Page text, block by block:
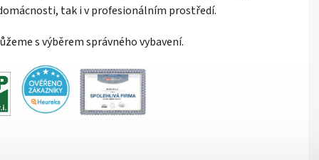
tak i v profesionálním prostředí.
s výběrem správného vybavení.